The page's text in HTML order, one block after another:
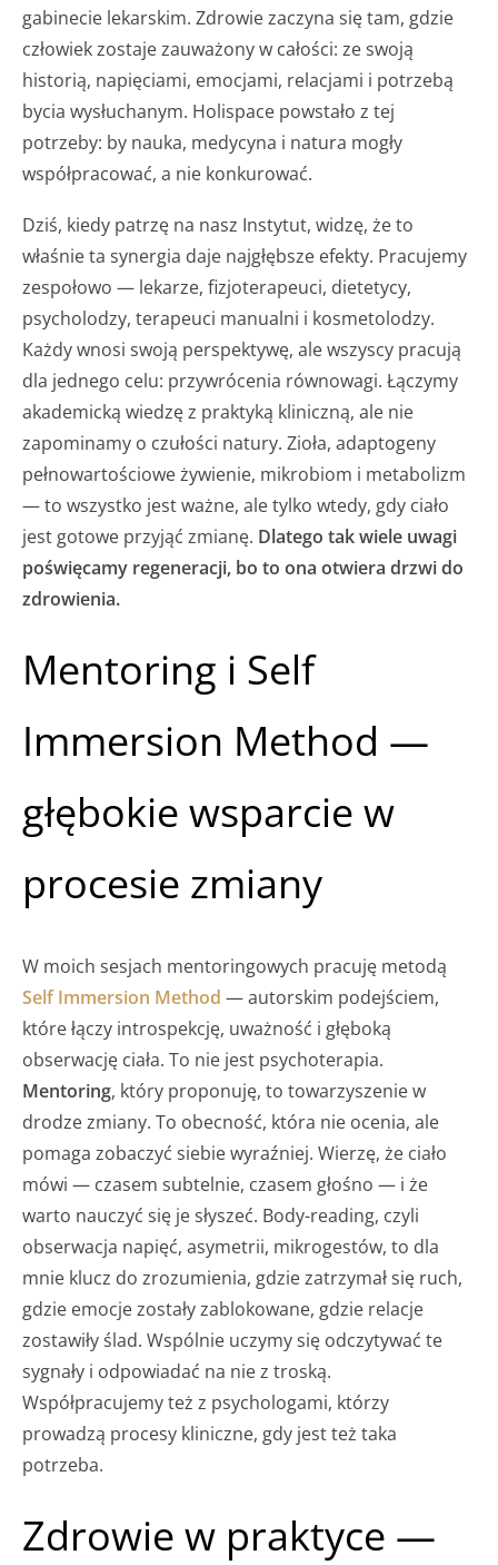
gabinecie lekarskim. Zdrowie zaczyna się tam, gdzie
człowiek zostaje zauważony w całości: ze swoją
historią, napięciami, emocjami, relacjami i potrzebą
bycia wysłuchanym. Holispace powstało z tej
potrzeby: by nauka, medycyna i natura mogły
współpracować, a nie konkurować.
Dziś, kiedy patrzę na nasz Instytut, widzę, że to
właśnie ta synergia daje najgłębsze efekty. Pracujemy
zespołowo — lekarze, fizjoterapeuci, dietetycy,
psycholodzy, terapeuci manualni i kosmetolodzy.
Każdy wnosi swoją perspektywę, ale wszyscy pracują
dla jednego celu: przywrócenia równowagi. Łączymy
akademicką wiedzę z praktyką kliniczną, ale nie
zapominamy o czułości natury. Zioła, adaptogeny
pełnowartościowe żywienie, mikrobiom i metabolizm
— to wszystko jest ważne, ale tylko wtedy, gdy ciało
jest gotowe przyjąć zmianę. Dlatego tak wiele uwagi
poświęcamy regeneracji, bo to ona otwiera drzwi do
zdrowienia.
Mentoring i Self
Immersion Method —
głębokie wsparcie w
procesie zmiany
W moich sesjach mentoringowych pracuję metodą
Self Immersion Method — autorskim podejściem,
które łączy introspekcję, uważność i głęboką
obserwację ciała. To nie jest psychoterapia.
Mentoring, który proponuję, to towarzyszenie w
drodze zmiany. To obecność, która nie ocenia, ale
pomaga zobaczyć siebie wyraźniej. Wierzę, że ciało
mówi — czasem subtelnie, czasem głośno — i że
warto nauczyć się je słyszeć. Body-reading, czyli
obserwacja napięć, asymetrii, mikrogestów, to dla
mnie klucz do zrozumienia, gdzie zatrzymał się ruch,
gdzie emocje zostały zablokowane, gdzie relacje
zostawiły ślad. Wspólnie uczymy się odczytywać te
sygnały i odpowiadać na nie z troską.
Współpracujemy też z psychologami, którzy
prowadzą procesy kliniczne, gdy jest też taka
potrzeba.
Zdrowie w praktyce —